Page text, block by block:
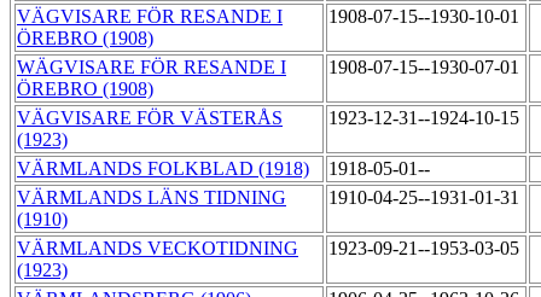
VÄGVISARE FÖR RESANDE I
ÖREBRO (1908)
1908-07-15--1930-10-01
WÄGVISARE FÖR RESANDE I
ÖREBRO (1908)
1908-07-15--1930-07-01
VÄGVISARE FÖR VÄSTERÅS
(1923)
1923-12-31--1924-10-15
VÄRMLANDS FOLKBLAD (1918)
1918-05-01--
VÄRMLANDS LÄNS TIDNING
(1910)
1910-04-25--1931-01-31
VÄRMLANDS VECKOTIDNING
(1923)
1923-09-21--1953-03-05